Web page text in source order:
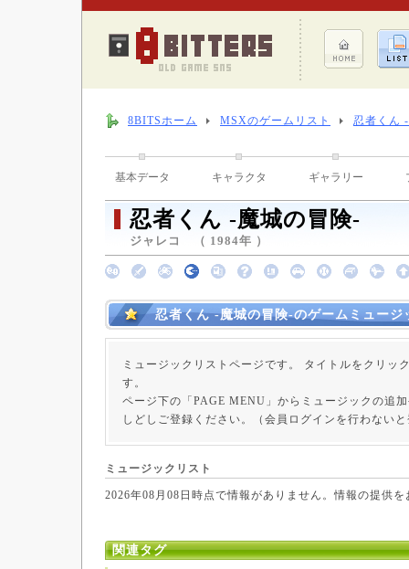
8BITSホーム MSXのゲームリスト 忍者くん
基本データ キャラクタ ギャラリー
忍者くん -魔城の冒険-
ジャレコ （ 1984年 ）
忍者くん -魔城の冒険-のゲームミュージ
ミュージックリストページです。 タイトルをクリッ
す。
ページ下の「PAGE MENU」からミュージックの追
しどしご登録ください。（会員ログインを行わない
ミュージックリスト
2026年08月08日時点で情報がありません。情報の提供
関連タグ